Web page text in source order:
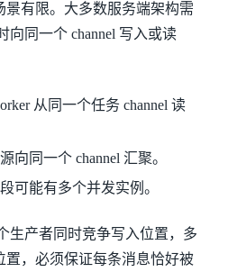
有限。大多数服务端架构需
向同一个 channel 写入或读
从同一个任务 channel 读
向同一个 channel 汇聚。
可能有多个并发实例。
生产者同时竞争写入位置，多
置，必须保证每条消息恰好被